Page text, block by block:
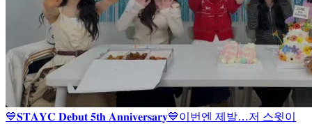
💙𝐒𝐓𝐀𝐘𝐂 𝐃𝐞𝐛𝐮𝐭 𝟓𝐭𝐡 𝐀𝐧𝐧𝐢𝐯𝐞𝐫𝐬𝐚𝐫𝐲💙이번엔 제발…저 스윗이